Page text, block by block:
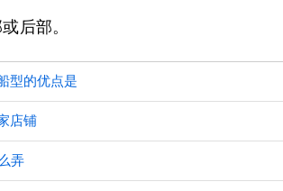
后部。
型的优点是
店铺
弄